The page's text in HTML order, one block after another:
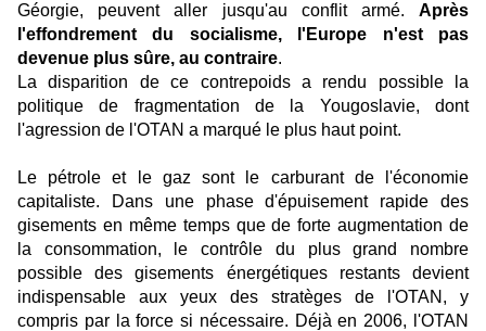
Géorgie, peuvent aller jusqu'au conflit armé. Après
l'effondrement du socialisme, l'Europe n'est pas
devenue plus sûre, au contraire.
La disparition de ce contrepoids a rendu possible la
politique de fragmentation de la Yougoslavie, dont
l'agression de l'OTAN a marqué le plus haut point.
Le pétrole et le gaz sont le carburant de l'économie
capitaliste. Dans une phase d'épuisement rapide des
gisements en même temps que de forte augmentation de
la consommation, le contrôle du plus grand nombre
possible des gisements énergétiques restants devient
indispensable aux yeux des stratèges de l'OTAN, y
compris par la force si nécessaire. Déjà en 2006, l'OTAN